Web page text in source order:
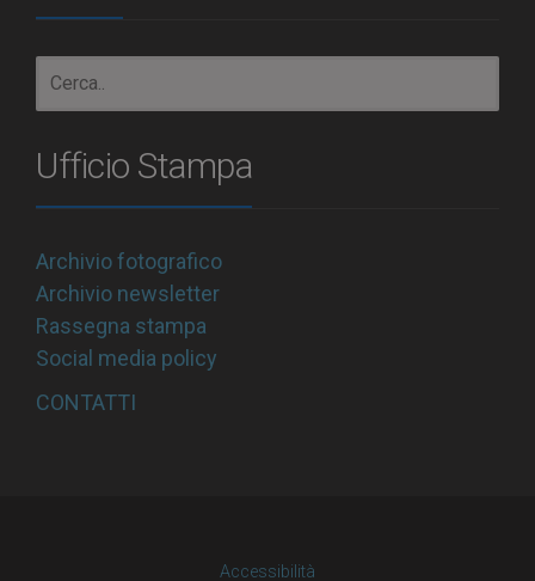
Ufficio Stampa
Archivio fotografico
Archivio newsletter
Rassegna stampa
Social media policy
CONTATTI
Accessibilità